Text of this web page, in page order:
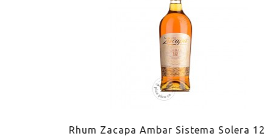
Rhum Zacapa Ambar Sistema Solera 12 (1L)